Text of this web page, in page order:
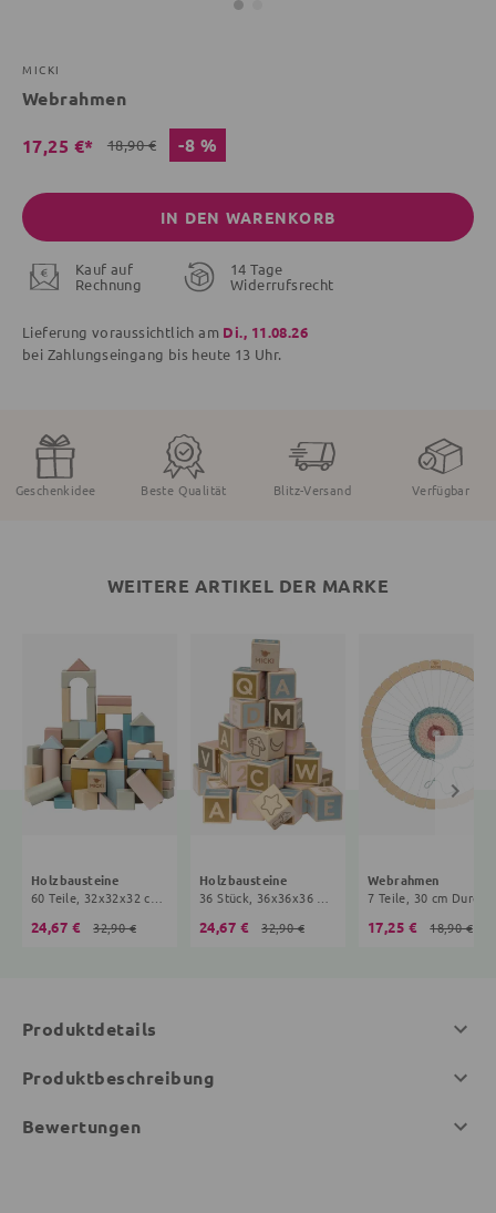
MICKI
Webrahmen
17,25 €* 18,90 € -8 %
IN DEN WARENKORB
Kauf auf
Rechnung
14 Tage
Widerrufsrecht
Lieferung voraussichtlich am Di., 11.08.26
bei Zahlungseingang bis heute 13 Uhr.
Geschenkidee Beste Qualität Blitz-Versand Verfügbar
WEITERE ARTIKEL DER MARKE
Holzbausteine
60 Teile, 32x32x32 cm, 5+ Monate, bunt
24,67 € 32,90 €
Holzbausteine
36 Stück, 36x36x36 mm, 5+ Monate, bunt
24,67 € 32,90 €
Webrahmen
17,25 € 18,90 €
Produktdetails
Produktbeschreibung
Bewertungen